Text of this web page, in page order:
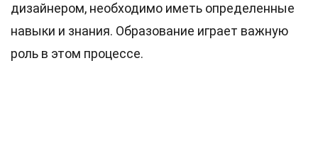
дизайнером, необходимо иметь определенные
навыки и знания. Образование играет важную
роль в этом процессе.